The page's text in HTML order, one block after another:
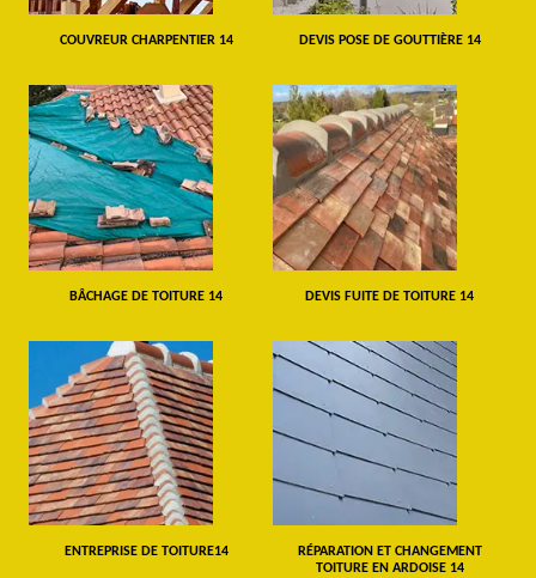
COUVREUR CHARPENTIER 14 DEVIS POSE DE GOUTTIÈRE 14
BÂCHAGE DE TOITURE 14 DEVIS FUITE DE TOITURE 14
ENTREPRISE DE TOITURE14
RÉPARATION ET CHANGEMENT
TOITURE EN ARDOISE 14